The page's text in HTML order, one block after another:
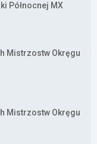
Północnej MX
Mistrzostw Okręgu
Mistrzostw Okręgu